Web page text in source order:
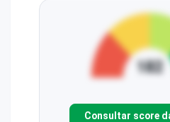
Consultar score